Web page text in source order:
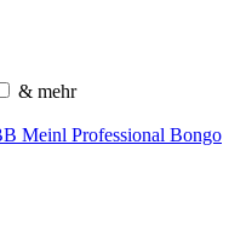
& mehr
Meinl Professional Bongo